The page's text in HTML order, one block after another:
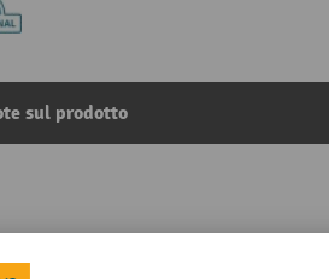
sul prodotto
ad alte prestazioni, colore: bianco